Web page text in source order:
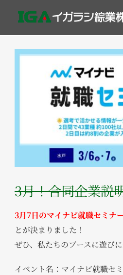
content
HOME
SERVICES
View
3月！合同企業説
3月7日のマイナビ就職セミナ
とが決まりました！
ぜひ、私たちのブースに遊びに
イベント名：マイナビ就職セ